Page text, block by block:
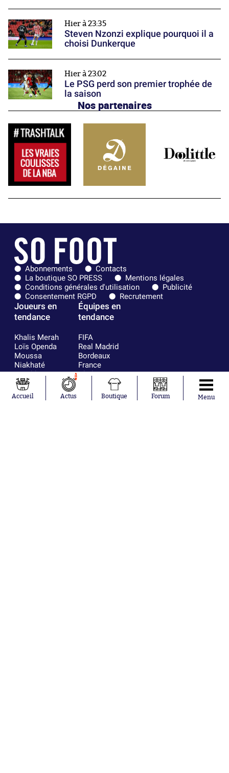
Hier à 23:35
Steven Nzonzi explique pourquoi il a
choisi Dunkerque
Hier à 23:02
Le PSG perd son premier trophée de
la saison
Nos partenaires
Abonnements
Contacts
La boutique SO PRESS
Mentions légales
Conditions générales d'utilisation
Publicité
Consentement RGPD
Recrutement
Joueurs en
tendance
Khalis Merah
Loïs Openda
Moussa
Niakhaté
Nicolás
Tagliafico
Pavel Šulc
Gauthier Hein
Équipes en
tendance
FIFA
Real Madrid
Bordeaux
France
Chelsea
Paris Saint-
Germain
Olympique
Accueil
1
Actus Boutique Forum Menu